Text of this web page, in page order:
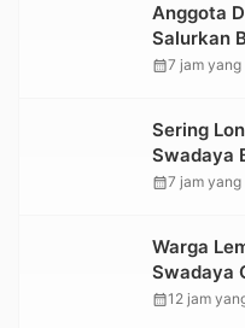
Anggota
Salurkan
calendar_month7 jam yang
Sering
Swadaya
Jalan
calendar_month7 jam yang
Warga
Swadaya
Jembatan
calendar_month12 jam